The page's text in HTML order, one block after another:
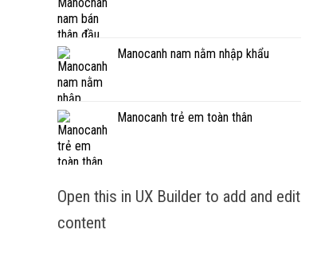
Manocanh nam nằm nhập khẩu
Manocanh trẻ em toàn thân
Open this in UX Builder to add and edit
content